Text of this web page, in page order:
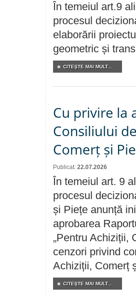
În temeiul art.9
procesul
elaborării
geometric și
CITEŞTE MAI MULT...
Cu privire la
Consiliului
Comerț și
Publicat: 22.07.2026
În temeiul art. 9
procesul
și Piețe anunță
aprobarea
„Pentru Achiziții,
cenzori privind
Achiziții, Comerț
CITEŞTE MAI MULT...